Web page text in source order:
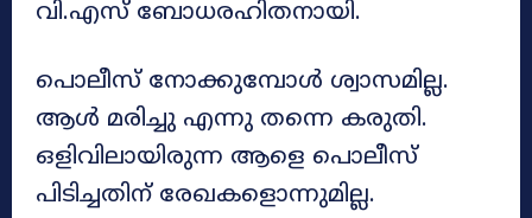
വി.എസ് ബോധരഹിതനായി.
പൊലീസ് നോക്കുമ്പോൾ ശ്വാസമില്ല.
ആൾ മരിച്ചു എന്നു തന്നെ കരുതി.
ഒളിവിലായിരുന്ന ആളെ പൊലീസ്
പിടിച്ചതിന് രേഖകളൊന്നുമില്ല.